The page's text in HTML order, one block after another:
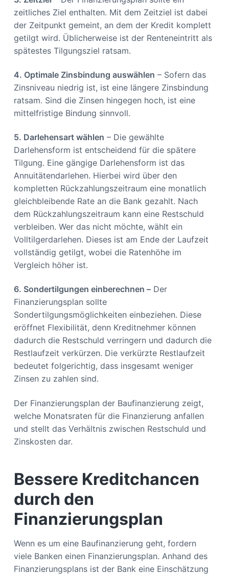
zeitliches Ziel enthalten. Mit dem Zeitziel ist dabei
der Zeitpunkt gemeint, an dem der Kredit komplett
getilgt wird. Üblicherweise ist der Renteneintritt als
spätestes Tilgungsziel ratsam.
4. Optimale Zinsbindung auswählen – Sofern das
Zinsniveau niedrig ist, ist eine längere Zinsbindung
ratsam. Sind die Zinsen hingegen hoch, ist eine
mittelfristige Bindung sinnvoll.
5. Darlehensart wählen – Die gewählte
Darlehensform ist entscheidend für die spätere
Tilgung. Eine gängige Darlehensform ist das
Annuitätendarlehen. Hierbei wird über den
kompletten Rückzahlungszeitraum eine monatlich
gleichbleibende Rate an die Bank gezahlt. Nach
dem Rückzahlungszeitraum kann eine Restschuld
verbleiben. Wer das nicht möchte, wählt ein
Volltilgerdarlehen. Dieses ist am Ende der Laufzeit
vollständig getilgt, wobei die Ratenhöhe im
Vergleich höher ist.
6. Sondertilgungen einberechnen –Der
Finanzierungsplan sollte
Sondertilgungsmöglichkeiten einbeziehen. Diese
eröffnet Flexibilität, denn Kreditnehmer können
dadurch die Restschuld verringern und dadurch die
Restlaufzeit verkürzen. Die verkürzte Restlaufzeit
bedeutet folgerichtig, dass insgesamt weniger
Zinsen zu zahlen sind.
Der Finanzierungsplan der Baufinanzierung zeigt,
welche Monatsraten für die Finanzierung anfallen
und stellt das Verhältnis zwischen Restschuld und
Zinskosten dar.
Bessere Kreditchancen
durch den
Finanzierungsplan
Wenn es um eine Baufinanzierung geht, fordern
viele Banken einen Finanzierungsplan. Anhand des
Finanzierungsplans ist der Bank eine Einschätzung